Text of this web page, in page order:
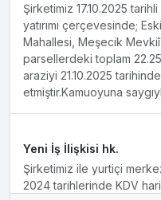
Şirketimiz 17.10.2025
yatırımı çerçevesinde;
Mahallesi, Meşecik
parsellerdeki toplam
araziyi 21.10.2025
etmiştir.Kamuoyuna
Yeni İş İlişkisi hk.
Şirketimiz ile yurtiçi
2024 tarihlerinde KDV